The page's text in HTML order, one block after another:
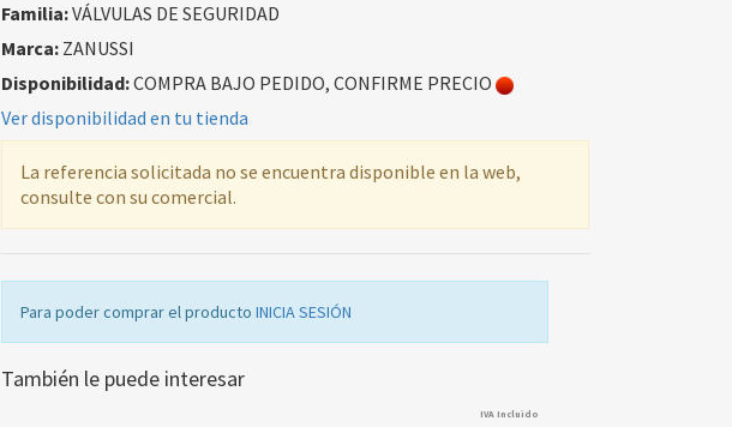
Familia:VÁLVULAS DE SEGURIDAD
Marca:ZANUSSI
Disponibilidad:COMPRA BAJO PEDIDO, CONFIRME PRECIO
Ver disponibilidad en tu tienda
La referencia solicitada no se encuentra disponible en la web,
consulte con su comercial.
Para poder comprar el producto INICIA SESIÓN
También le puede interesar
IVA Incluido